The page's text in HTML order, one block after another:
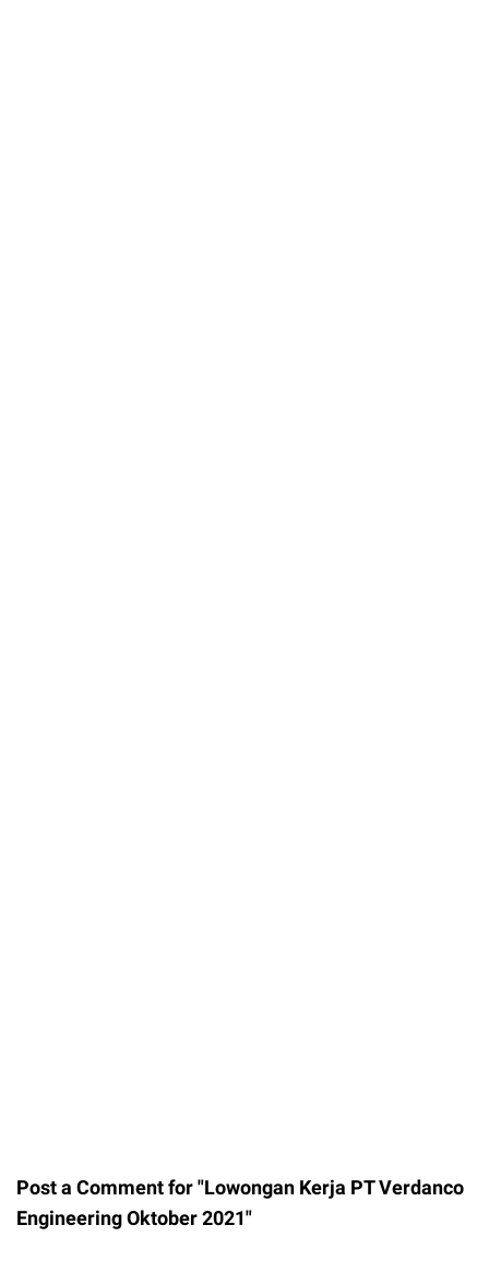
Post a Comment for "Lowongan Kerja PT Verdanco
Engineering Oktober 2021"